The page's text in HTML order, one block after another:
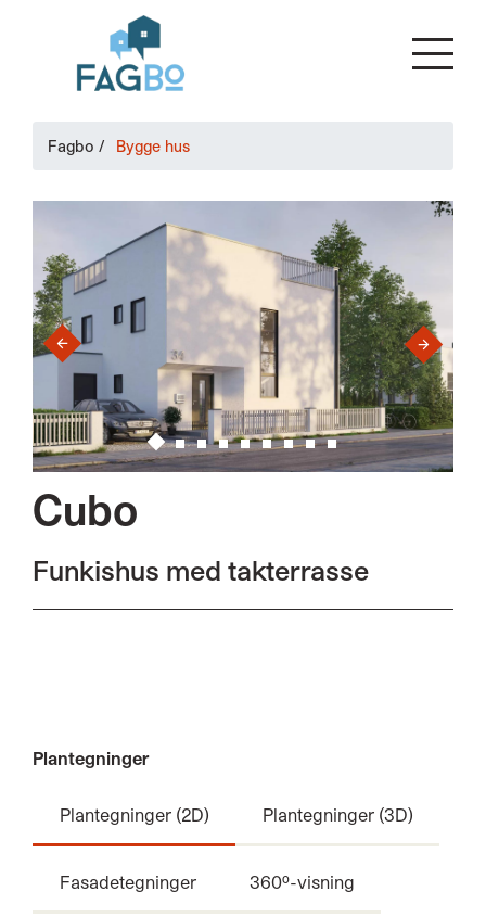
Fagbo / Bygge hus
‹ ›
Cubo
Funkishus med takterrasse
Plantegninger
Plantegninger (2D) Plantegninger (3D)
Fasadetegninger 360º-visning